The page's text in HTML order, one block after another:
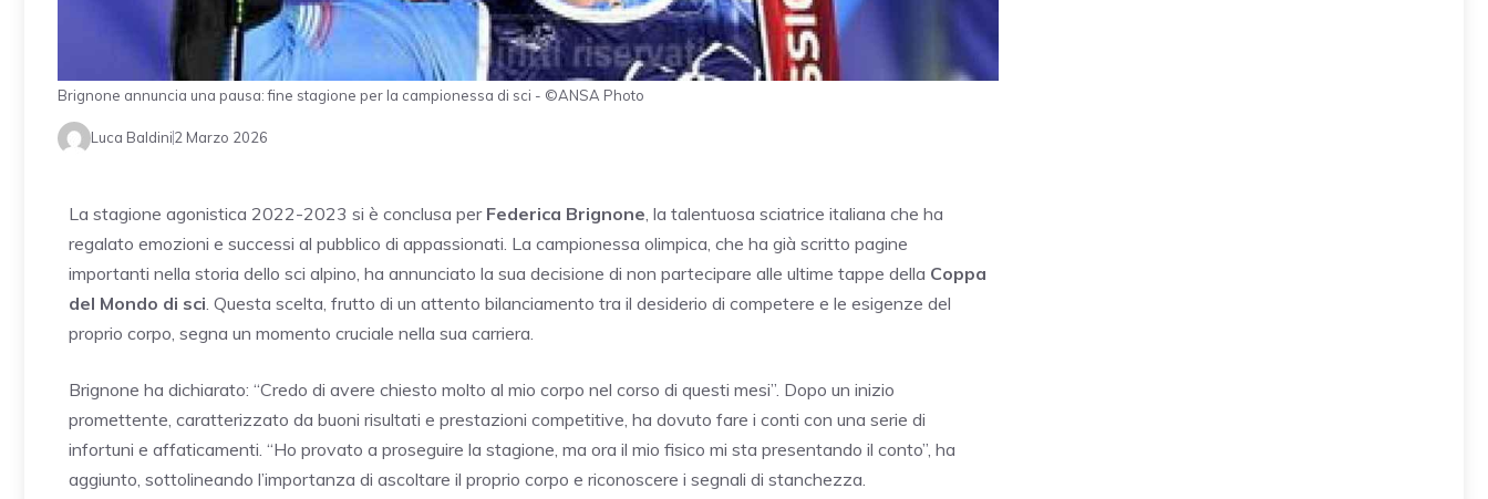
Brignone annuncia una pausa: fine stagione per la campionessa di sci - ©ANSA Photo
Luca Baldini2 Marzo 2026
La stagione agonistica 2022-2023 si è conclusa per Federica Brignone , la talentuosa sciatrice italiana che ha
regalato emozioni e successi al pubblico di appassionati. La campionessa olimpica, che ha già scritto pagine
importanti nella storia dello sci alpino, ha annunciato la sua decisione di non partecipare alle ultime tappe della Coppa
del Mondo di sci . Questa scelta, frutto di un attento bilanciamento tra il desiderio di competere e le esigenze del
proprio corpo, segna un momento cruciale nella sua carriera.
Brignone ha dichiarato: “Credo di avere chiesto molto al mio corpo nel corso di questi mesi”. Dopo un inizio
promettente, caratterizzato da buoni risultati e prestazioni competitive, ha dovuto fare i conti con una serie di
infortuni e affaticamenti. “Ho provato a proseguire la stagione, ma ora il mio fisico mi sta presentando il conto”, ha
aggiunto, sottolineando l’importanza di ascoltare il proprio corpo e riconoscere i segnali di stanchezza.